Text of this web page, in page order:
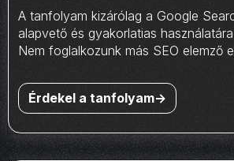
A tanfolyam kizárólag a Google
alapvető és gyakorlatias
Nem foglalkozunk más SEO elemző
Érdekel a tanfolyam->